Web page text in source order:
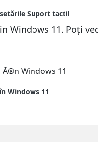
Windows 11. Poți